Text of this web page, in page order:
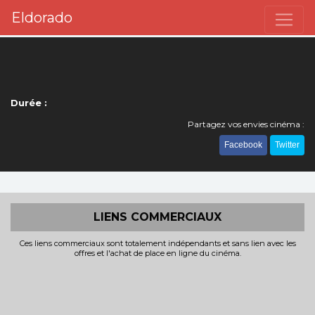
Eldorado
Durée :
Partagez vos envies cinéma :
Facebook Twitter
LIENS COMMERCIAUX
Ces liens commerciaux sont totalement indépendants et sans lien avec les
offres et l'achat de place en ligne du cinéma.